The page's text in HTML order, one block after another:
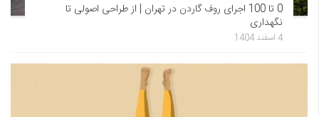
0 تا 100 اجرای روف گاردن در تهران | از طراحی اصولی تا
نگهداری
4 اسفند 1404